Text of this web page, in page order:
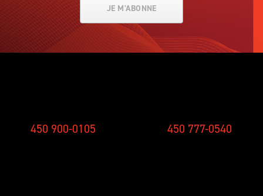
JE M'ABONNE
450 900-0105 450 777-0540